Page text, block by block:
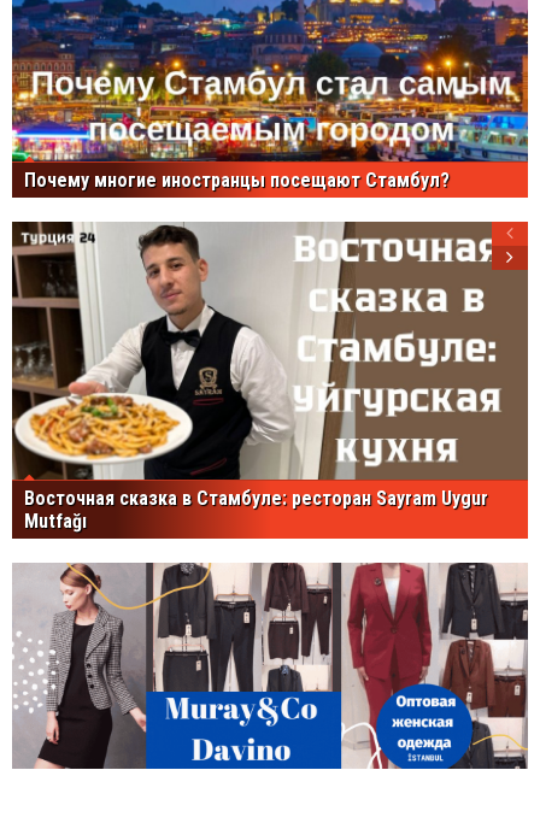
Почему многие иностранцы посещают Стамбул?
Восточная сказка в Стамбуле: ресторан Sayram Uygur
Mutfağı